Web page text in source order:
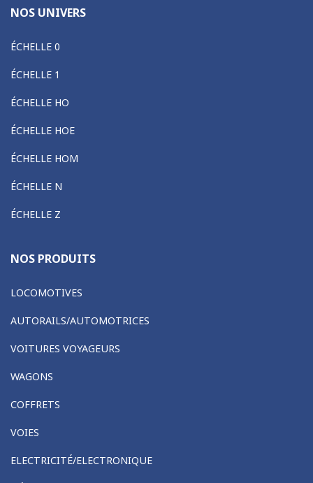
NOS UNIVERS
ÉCHELLE 0
ÉCHELLE 1
ÉCHELLE HO
ÉCHELLE HOE
ÉCHELLE HOM
ÉCHELLE N
ÉCHELLE Z
NOS PRODUITS
LOCOMOTIVES
AUTORAILS/AUTOMOTRICES
VOITURES VOYAGEURS
WAGONS
COFFRETS
VOIES
ELECTRICITÉ/ELECTRONIQUE